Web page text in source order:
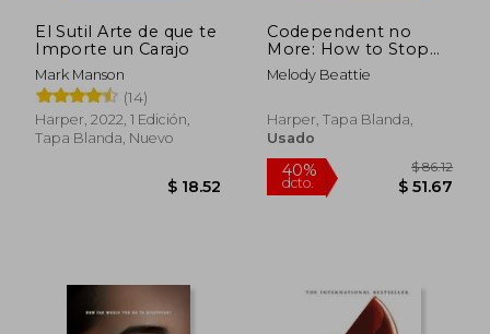
El Sutil Arte de que te
Importe un Carajo
Mark Manson
(14)
Harper, 2022, 1 Edición,
Tapa Blanda, Nuevo
Codependent no
More: How to Stop
Controlling Others
and Start Caring for
Melody Beattie
Harper, Tapa Blanda,
Usado
40%